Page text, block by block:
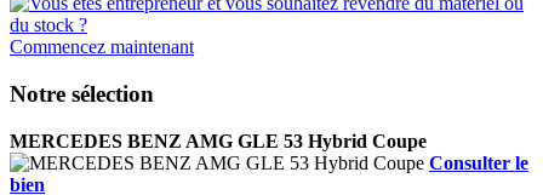
Commencez maintenant
Notre sélection
MERCEDES BENZ AMG GLE 53 Hybrid Coupe
Consulter le
bien